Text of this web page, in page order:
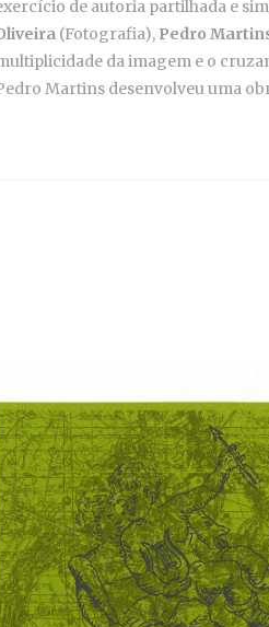
de autoria partilhada e
(Fotografia), Pedro
da imagem e o
Martins desenvolveu uma